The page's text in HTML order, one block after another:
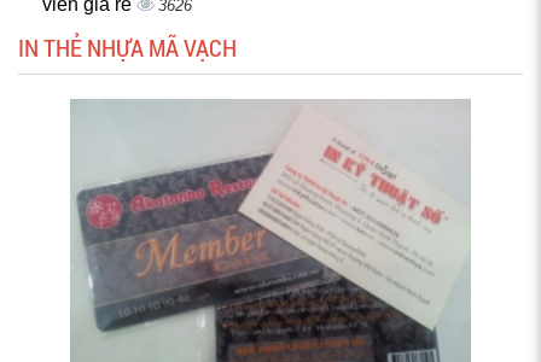
viên giá rẻ
3626
IN THẺ NHỰA MÃ VẠCH